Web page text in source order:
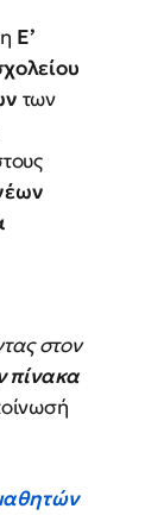
Ε’
των
στον
πίνακα